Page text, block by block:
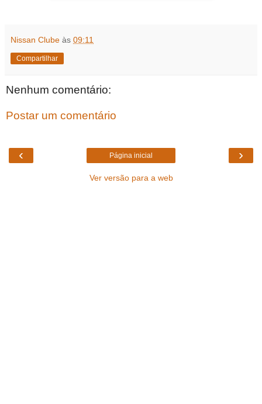
Nissan Clube às 09:11
Compartilhar
Nenhum comentário:
Postar um comentário
‹ ›
Página inicial
Ver versão para a web